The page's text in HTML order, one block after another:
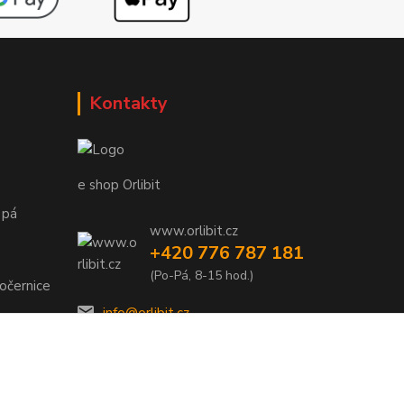
Kontakty
e shop Orlibit
www.orlibit.cz
+420 776 787 181
(Po-Pá, 8-15 hod.)
info@orlibit.cz